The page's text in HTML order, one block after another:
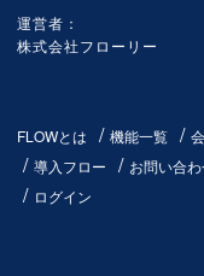
運営者：
株式会社フローリー
FLOWとは 機能一覧
導入フロー
お問い合
ログイン